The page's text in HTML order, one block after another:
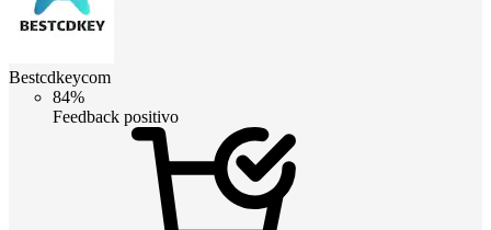
Bestcdkeycom
84%
Feedback positivo